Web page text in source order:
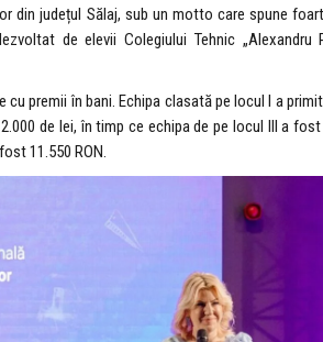
din județul Sălaj, sub un motto care spune
de elevii Colegiului Tehnic „Alexandru
premii în bani. Echipa clasată pe locul I a
de lei, în timp ce echipa de pe locul III a
11.550 RON.